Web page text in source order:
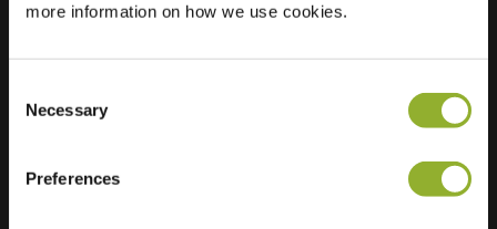
more information on how we use cookies.
Selection
Necessary
Preferences
Regular Charging 1 of 2 available